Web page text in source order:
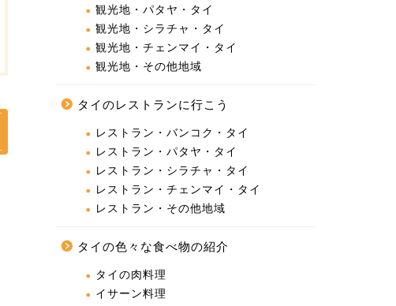
観光地・パタヤ・タイ
観光地・シラチャ・タイ
観光地・チェンマイ・タイ
観光地・その他地域
タイのレストランに行こう
レストラン・バンコク・タイ
レストラン・パタヤ・タイ
レストラン・シラチャ・タイ
レストラン・チェンマイ・タイ
レストラン・その他地域
タイの色々な食べ物の紹介
タイの肉料理
イサーン料理